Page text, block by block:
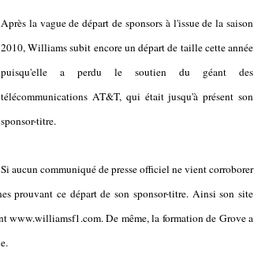
Après la vague de départ de sponsors à l'issue de la saison
2010, Williams subit encore un départ de taille cette année
puisqu'elle a perdu le soutien du géant des
télécommunications AT&T, qui était jusqu'à présent son
sponsor-titre.
Si aucun communiqué de presse officiel ne vient corroborer
prouvant ce départ de son sponsor-titre. Ainsi son site
www.williamsf1.com. De même, la formation de Grove a